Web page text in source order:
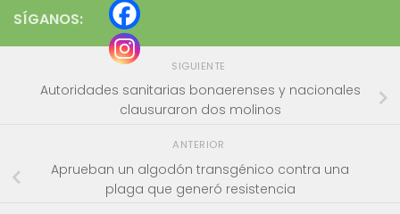
SÍGANOS:
SIGUIENTE
Autoridades sanitarias bonaerenses y nacionales
clausuraron dos molinos
ANTERIOR
Aprueban un algodón transgénico contra una
plaga que generó resistencia